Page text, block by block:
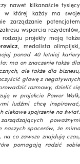
nawet kilkanaście tysięcy
w której każdy ma swoje
zarządzanie potencjałem
wsparcia rezydentów,
projekty mają także
, medalista olimpijski,
ponad 40 letniej kariery
ma on znaczenie także dla
ale także dla biznesu,
głowę z negatywnych
rozmowy, dzielić się
w projekcie Power Walk,
ludźmi chcę inspirować,
ciekawe spojrzenie na świat.
poważnymi
spacerów, że mimo
co zawsze znajdują czas,
pomagają radzić sobie